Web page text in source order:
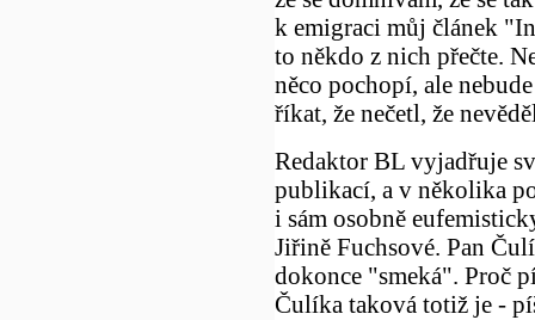
k emigraci můj článek
to někdo z nich přečte.
něco pochopí, ale
říkat, že nečetl, že
Redaktor BL vyjadřuje
publikací, a v několika
i sám osobně
Jiřině Fuchsové. Pan
dokonce "smeká". Proč
Čulíka taková totiž je -